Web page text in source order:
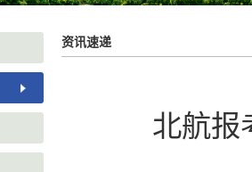
资讯速递
北航报